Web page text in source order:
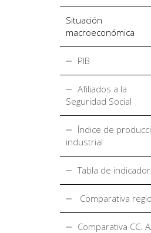
Situación
macroeconómica
PIB
Afiliados a la
Seguridad Social
Índice de
industrial
Tabla de
Comparativa
Comparativa CC.